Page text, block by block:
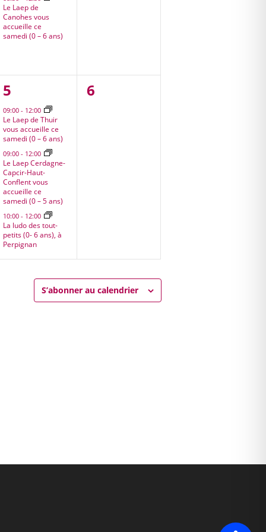
Le Laep de
Canohes vous
accueille ce
samedi (0 – 6 ans)
3
évènements,
5
09:00 - 12:00
Le Laep de Thuir
vous accueille ce
samedi (0 – 6 ans)
09:00 - 12:00
Le Laep Cerdagne-
Capcir-Haut-
Conflent vous
accueille ce
samedi (0 – 5 ans)
10:00 - 12:00
La ludo des tout-
petits (0- 6 ans), à
Perpignan
0
6
S’abonner au calendrier